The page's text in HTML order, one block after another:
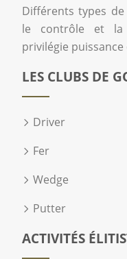
Différents types
le contrôle et la
privilégie
LES CLUBS DE
Driver
Fer
Wedge
Putter
ACTIVITÉS